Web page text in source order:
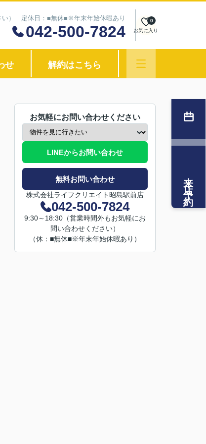
い） 定休日：■無休■※年末年始休暇あり
042-500-7824 お気に入り
0
せ 解約はこちら
お気軽にお問い合わせください
LINEからお問い合わせ
無料お問い合わせ
株式会社ライフクリエイト昭島駅前店
042-500-7824
9:30～18:30（営業時間外もお気軽にお
問い合わせください）
（休：■無休■※年末年始休暇あり）
来店予約